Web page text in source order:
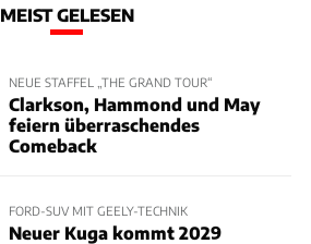
MEIST GELESEN
NEUE STAFFEL „THE GRAND TOUR“
Clarkson, Hammond und May
feiern überraschendes
Comeback
FORD-SUV MIT GEELY-TECHNIK
Neuer Kuga kommt 2029